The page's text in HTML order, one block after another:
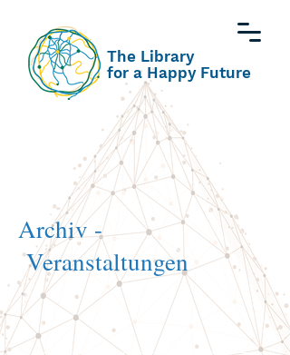
The Library
for a Happy Future
Archiv -
Veranstaltungen